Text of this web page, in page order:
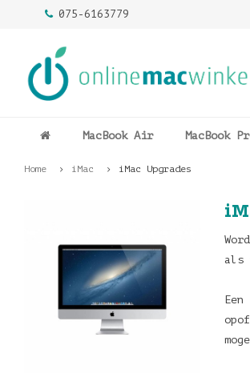
075-6163779
MacBook Air MacBook
Home iMac iMac Upgrades
als